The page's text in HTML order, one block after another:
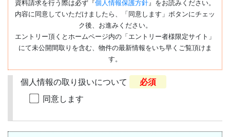
資料請求を行う際は必ず『個人情報保護方針』をお読みください。
内容に同意していただけましたら、「同意します」ボタンにチェッ
ク後、お進みください。
エントリー頂くとホームページ内の「エントリー者様限定サイト」
にて未公開間取りを含む、物件の最新情報をいち早くご覧頂けま
す。
個人情報の取り扱いについて
必須
同意します